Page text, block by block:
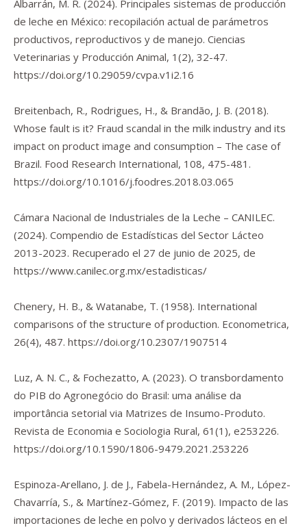
Albarrán, M. R. (2024). Principales sistemas de producción
de leche en México: recopilación actual de parámetros
productivos, reproductivos y de manejo. Ciencias
Veterinarias y Producción Animal, 1 (2), 32-47.
https://doi.org/10.29059/cvpa.v1i2.16
Breitenbach, R., Rodrigues, H., & Brandão, J. B. (2018).
Whose fault is it? Fraud scandal in the milk industry and its
impact on product image and consumption – The case of
Brazil. Food Research International, 108, 475-481.
https://doi.org/10.1016/j.foodres.2018.03.065
Cámara Nacional de Industriales de la Leche – CANILEC.
(2024). Compendio de Estadísticas del Sector Lácteo
2013-2023. Recuperado el 27 de junio de 2025, de
https://www.canilec.org.mx/estadisticas/
Chenery, H. B., & Watanabe, T. (1958). International
comparisons of the structure of production. Econometrica,
26(4), 487. https://doi.org/10.2307/1907514
Luz, A. N. C., & Fochezatto, A. (2023). O transbordamento
do PIB do Agronegócio do Brasil: uma análise da
importância setorial via Matrizes de Insumo-Produto.
Revista de Economia e Sociologia Rural, 61 (1), e253226.
https://doi.org/10.1590/1806-9479.2021.253226
Espinoza-Arellano, J. de J., Fabela-Hernández, A. M., López-
Chavarría, S., & Martínez-Gómez, F. (2019). Impacto de las
importaciones de leche en polvo y derivados lácteos en el